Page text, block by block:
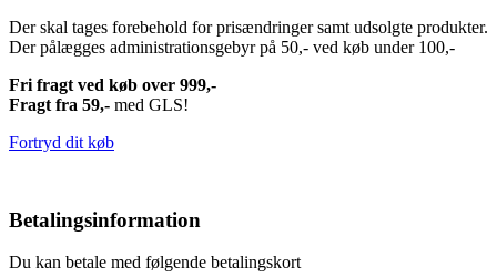
Der skal tages forebehold for prisændringer samt udsolgte produkter.
Der pålægges administrationsgebyr på 50,- ved køb under 100,-
Fri fragt ved køb over 999,-
Fragt fra 59,- med GLS!
Fortryd dit køb
Betalingsinformation
Du kan betale med følgende betalingskort